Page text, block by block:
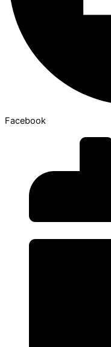
Facebook